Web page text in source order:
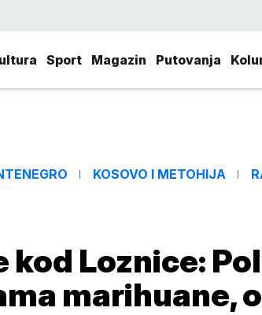
Sport Magazin Putovanja
KOSOVO I METOHIJA
Loznice:
marihuane,